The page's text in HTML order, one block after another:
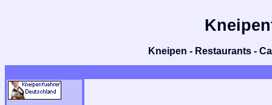
Kneipen - Restaurants -